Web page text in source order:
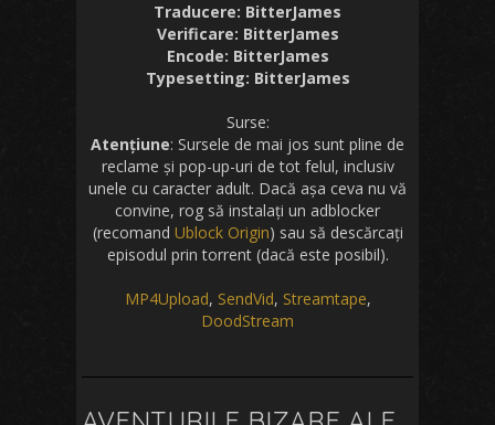
Traducere: BitterJames
Verificare: BitterJames
Encode: BitterJames
Typesetting: BitterJames
Surse:
Atențiune: Sursele de mai jos sunt pline de
reclame și pop-up-uri de tot felul, inclusiv
unele cu caracter adult. Dacă așa ceva nu vă
convine, rog să instalați un adblocker
(recomand Ublock Origin) sau să descărcați
episodul prin torrent (dacă este posibil).
MP4Upload, SendVid, Streamtape,
DoodStream